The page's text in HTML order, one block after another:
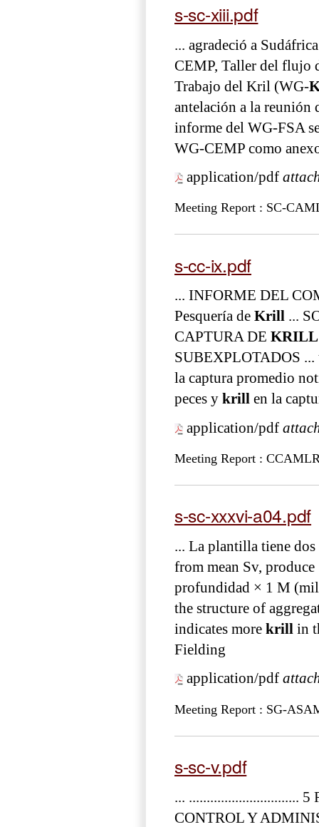
s-sc-xiii.pdf
... agradeció a
CEMP, Taller del flujo
Trabajo del Kril (WG-
antelación a la reunión
informe del WG-FSA
WG-CEMP como
application/pdf
Meeting Report : SC-
s-cc-ix.pdf
... INFORME DEL
Pesquería de Krill ...
CAPTURA DE KRILL
SUBEXPLOTADOS ...
la captura promedio
peces y krill en la
application/pdf
Meeting Report :
s-sc-xxxvi-a04.pdf
... La plantilla tiene
from mean Sv,
profundidad × 1 M
the structure of
indicates more krill in
Fielding
application/pdf
Meeting Report : SG-
s-sc-v.pdf
... ...............................
CONTROL Y